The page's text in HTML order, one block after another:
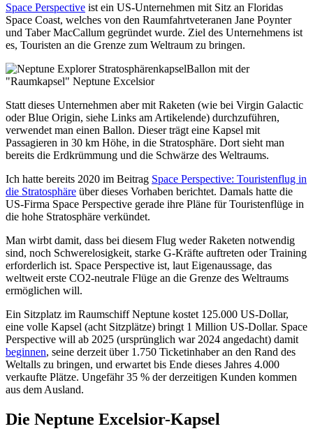
Space Perspective ist ein US-Unternehmen mit Sitz an Floridas
Space Coast, welches von den Raumfahrtveteranen Jane Poynter
und Taber MacCallum gegründet wurde. Ziel des Unternehmens ist
es, Touristen an die Grenze zum Weltraum zu bringen.
Ballon mit der
"Raumkapsel" Neptune Excelsior
Statt dieses Unternehmen aber mit Raketen (wie bei Virgin Galactic
oder Blue Origin, siehe Links am Artikelende) durchzuführen,
verwendet man einen Ballon. Dieser trägt eine Kapsel mit
Passagieren in 30 km Höhe, in die Stratosphäre. Dort sieht man
bereits die Erdkrümmung und die Schwärze des Weltraums.
Ich hatte bereits 2020 im Beitrag Space Perspective: Touristenflug in
die Stratosphäre über dieses Vorhaben berichtet. Damals hatte die
US-Firma Space Perspective gerade ihre Pläne für Touristenflüge in
die hohe Stratosphäre verkündet.
Man wirbt damit, dass bei diesem Flug weder Raketen notwendig
sind, noch Schwerelosigkeit, starke G-Kräfte auftreten oder Training
erforderlich ist. Space Perspective ist, laut Eigenaussage, das
weltweit erste CO2-neutrale Flüge an die Grenze des Weltraums
ermöglichen will.
Ein Sitzplatz im Raumschiff Neptune kostet 125.000 US-Dollar,
eine volle Kapsel (acht Sitzplätze) bringt 1 Million US-Dollar. Space
Perspective will ab 2025 (ursprünglich war 2024 angedacht) damit
beginnen, seine derzeit über 1.750 Ticketinhaber an den Rand des
Weltalls zu bringen, und erwartet bis Ende dieses Jahres 4.000
verkaufte Plätze. Ungefähr 35 % der derzeitigen Kunden kommen
aus dem Ausland.
Die Neptune Excelsior-Kapsel